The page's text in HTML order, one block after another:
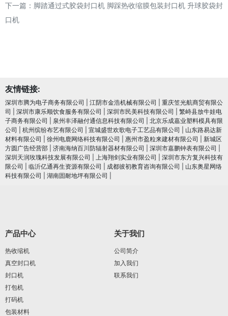
下一篇： 脚踏通过式胶袋封口机 脚踩热收缩膜包装封口机 升球胶袋封
口机
友情链接:
深圳市腾为电子商务有限公司 江阴市金浩机械有限公司
重庆笠光航商贸有限公
司
深圳市康乐顺饮食服务有限公司 深圳市民美科技有限公司
繁峙县放牛娃电
子商务有限公司
泉州丰泽融付通信息科技有限公司
北京乐成嘉业塑料模具有限
公司
杭州缤纷布艺有限公司 宣城盛世欢歌电子工艺品有限公司
山东路易达新
材料有限公司
徐州电鹿网络科技有限公司 惠州市盈粒来建材有限公司
新城区
方圆广告经营部
济南海纳百川防辐射器材有限公司 深圳市嘉鹏钟表有限公司
深圳天润玫瑰科技发展有限公司
上海翔剑实业有限公司
深圳市东方复兴科技有
限公司
临沂亿通再生资源有限公司 成都彼初教育咨询有限公司
山东奥星网络
科技有限公司
湖南固耐地坪有限公司
产品中心
热收缩机
真空封口机
封口机
打包机
打码机
包装材料
关于我们
公司简介
加入我们
联系我们